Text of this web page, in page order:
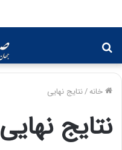
برای
خانه/نتایج نهایی
نتایج نهایی